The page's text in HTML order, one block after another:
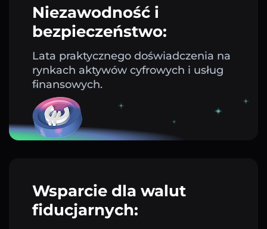
Niezawodność i
bezpieczeństwo:
Lata praktycznego doświadczenia na
rynkach aktywów cyfrowych i usług
finansowych.
Wsparcie dla walut
fiducjarnych: